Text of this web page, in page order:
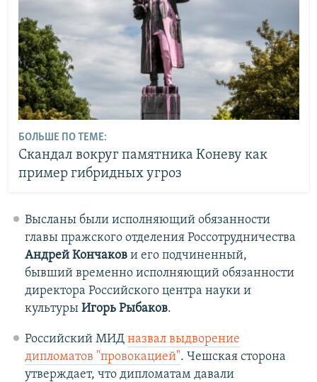
БОЛЬШЕ ПО ТЕМЕ:
Скандал вокруг памятника Коневу как
пример гибридных угроз
Высланы были исполняющий обязанности
главы пражского отделения Россотрудничества
Андрей Кончакови его подчиненный,
бывший временно исполняющий обязанности
директора Российского центра науки и
культуры Игорь Рыбаков.
Российский МИД назвал выдворение
дипломатов "провокацией". Чешская сторона
утверждает, что дипломатам давали